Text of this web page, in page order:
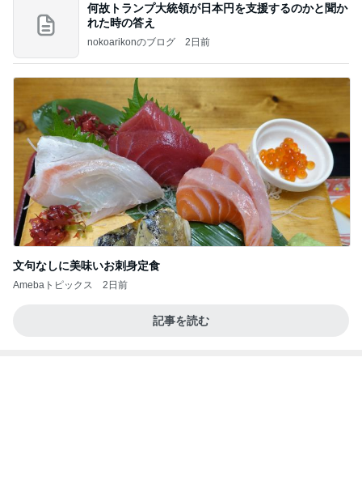
何故トランプ大統領が日本円を支援するのかと聞か
れた時の答え
nokoarikonのブログ 2日前
文句なしに美味いお刺身定食
Amebaトピックス 2日前
記事を読む